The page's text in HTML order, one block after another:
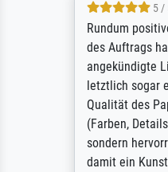
5 / 5
Rundum positive
des Auftrags hat
angekündigte
letztlich sogar
Qualität des
(Farben, Details
sondern
damit ein